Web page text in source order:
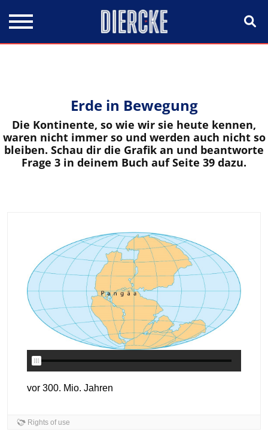
Erde in Bewegung
Die Kontinente, so wie wir sie heute kennen,
waren nicht immer so und werden auch nicht so
bleiben. Schau dir die Grafik an und beantworte
Frage 3 in deinem Buch auf Seite 39 dazu.